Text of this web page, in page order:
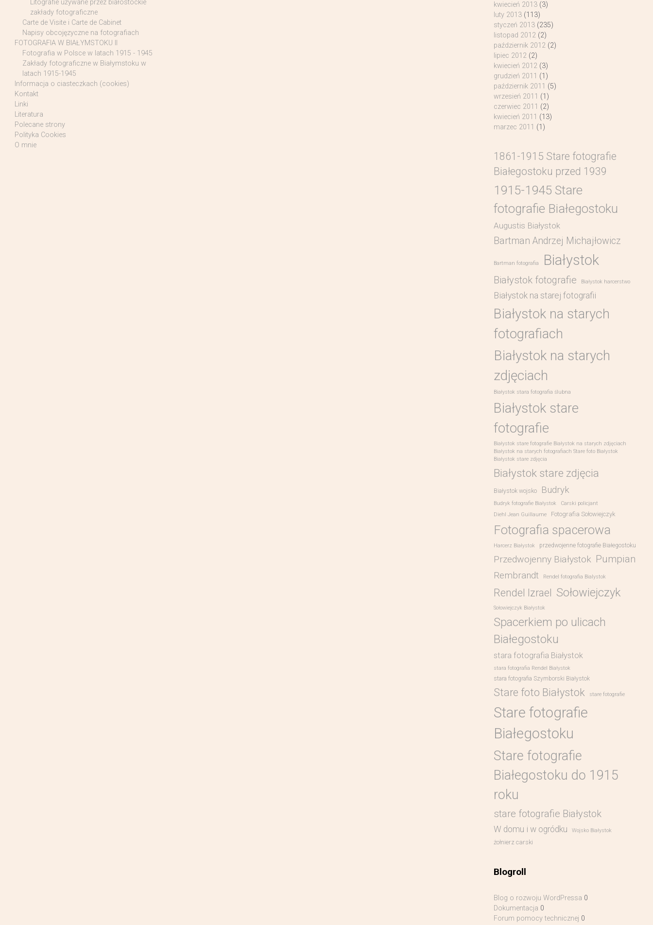
Litografie używane przez białostockie
zakłady fotograficzne
Carte de Visite i Carte de Cabinet
Napisy obcojęzyczne na fotografiach
FOTOGRAFIA W BIAŁYMSTOKU II
Fotografia w Polsce w latach 1915 - 1945
Zakłady fotograficzne w Białymstoku w
latach 1915-1945
Informacja o ciasteczkach (cookies)
Kontakt
Linki
Literatura
Polecane strony
Polityka Cookies
O mnie
kwiecień 2013(3)
luty 2013(113)
styczeń 2013(235)
listopad 2012(2)
październik 2012(2)
lipiec 2012(2)
kwiecień 2012(3)
grudzień 2011 (1)
październik 2011 (5)
wrzesień 2011 (1)
czerwiec 2011 (2)
kwiecień 2011 (13)
marzec 2011 (1)
1861-1915 Stare fotografie
Białegostoku przed 1939
1915-1945 Stare
fotografie Białegostoku
Augustis Białystok
Bartman Andrzej Michajłowicz
Bartman fotografia Białystok
Białystok fotografie Białystok harcerstwo
Białystok na starej fotografii
Białystok na starych
fotografiach
Białystok na starych
zdjęciach
Białystok stara fotografia ślubna
Białystok stare
fotografie
Białystok stare fotografie Białystok na starych zdjęciach
Białystok na starych fotografiach Stare foto Białystok
Białystok stare zdjęcia
Białystok stare zdjęcia
Białystok wojsko Budryk
Budryk fotografie Białystok
Carski policjant
Diehl Jean Guillaume
Fotografia Sołowiejczyk
Fotografia spacerowa
Harcerz Białystok przedwojenne fotografie Białegostoku
Przedwojenny Białystok Pumpian
Rembrandt Rendel fotografia Bialystok
Rendel Izrael Sołowiejczyk
Sołowiejczyk Białystok
Spacerkiem po ulicach
Białegostoku
stara fotografia Białystok
stara fotografia Rendel Białystok
stara fotografia Szymborski Białystok
Stare foto Białystok stare fotografie
Stare fotografie
Białegostoku
Stare fotografie
Białegostoku do 1915
roku
stare fotografie Białystok
W domu i w ogródku Wojsko Białystok
żołnierz carski
Blogroll
Blog o rozwoju WordPressa 0
Dokumentacja 0
Forum pomocy technicznej 0